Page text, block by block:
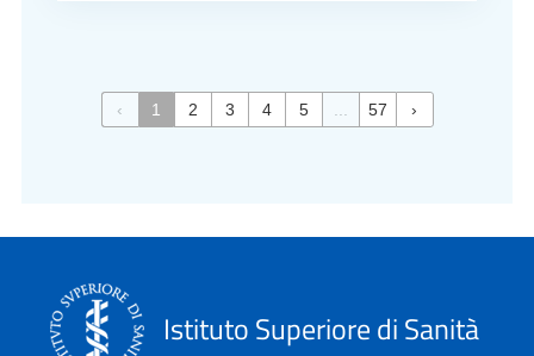
‹ 1 2 3 4 5 57 ›
Istituto Superiore di Sanità